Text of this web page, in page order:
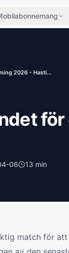
2026 - Hasti...
06 13 min
match för